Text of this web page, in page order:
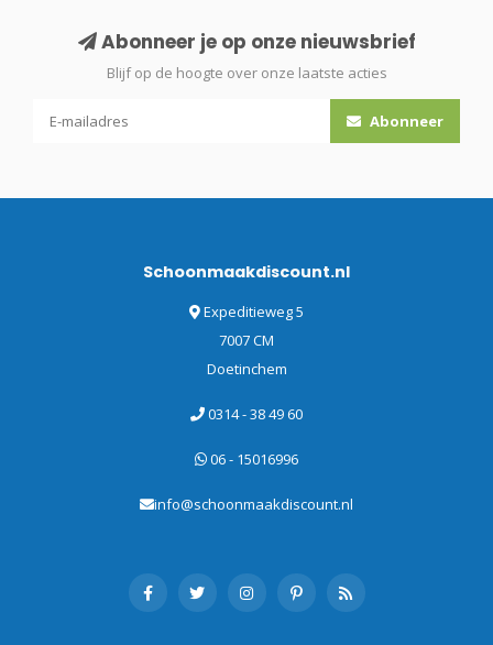
Abonneer je op onze nieuwsbrief
Blijf op de hoogte over onze laatste acties
Abonneer
Schoonmaakdiscount.nl
Expeditieweg 5
7007 CM
Doetinchem
0314 - 38 49 60
06 - 15016996
info@schoonmaakdiscount.nl